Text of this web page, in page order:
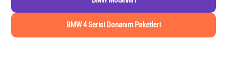
BMW 4 Serisi Donanım Paketleri